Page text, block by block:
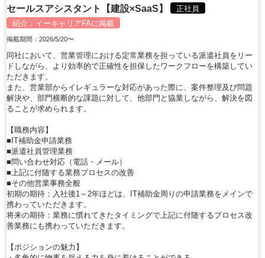
セールスアシスタント【建設×SaaS】
正社員
紹介： イーキャリアFAに掲載
掲載期間：2026/5/20〜
同社において、営業管理における定常業務を担っている派遣社員をリー
ドしながら、より効率的で正確性を担保したワークフローを構築してい
ただきます。
また、営業部からイレギュラーな対応があった際に、案件整理及び問題
解決や、部門横断的な課題に対して、他部門と協業しながら、解決を図
ることが求められます。
【職務内容】
■IT補助金申請業務
■派遣社員管理業務
■問い合わせ対応（電話・メール）
■上記に付随する業務プロセスの改善
■その他営業事務全般
初期の期待：入社後1～2年ほどは、IT補助金周りの申請業務をメインで
携わっていただきます。
将来の期待：業務に慣れてきたタイミングで上記に付随するプロセス改
善業務にも携わっていただきます。
【ポジションの魅力】